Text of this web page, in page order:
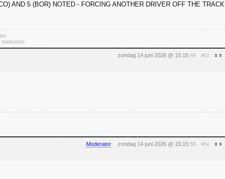
AND 5 (BOR) NOTED - FORCING ANOTHER DRIVER OFF THE TRACK
toekomst
zondag 14 juni 2026 @ 15:15:44 #53
Moderator zondag 14 juni 2026 @ 15:15:55 #54